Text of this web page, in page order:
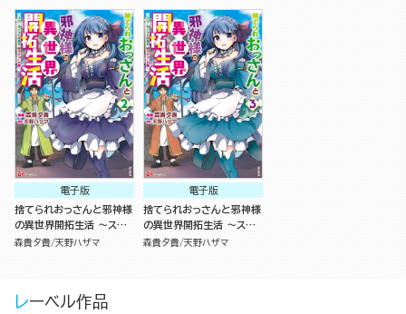
電子版
捨てられおっさんと邪神様
の異世界開拓生活 ～スロ
ーライフと村造り、時々ぎ
森貴夕貴 天野ハザマ
電子版
捨てられおっさんと邪神様
の異世界開拓生活 ～スロ
ーライフと村造り、時々ぎ
森貴夕貴 天野ハザマ
レーベル作品